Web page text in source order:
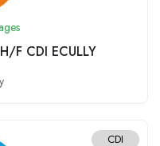
F CDI ECULLY
CDI